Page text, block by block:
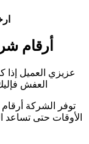
أرقام
عزيزي العميل
العفش
توفر الشركة
الأوقات حتى